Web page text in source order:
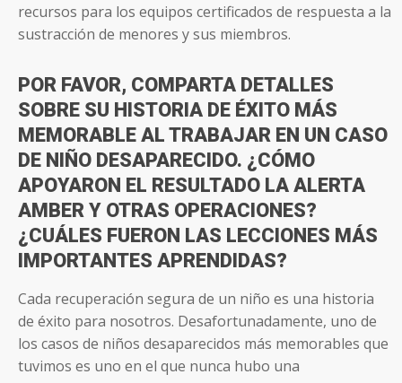
recursos para los equipos certificados de respuesta a la
sustracción de menores y sus miembros.
POR FAVOR, COMPARTA DETALLES
SOBRE SU HISTORIA DE ÉXITO MÁS
MEMORABLE AL TRABAJAR EN UN CASO
DE NIÑO DESAPARECIDO. ¿CÓMO
APOYARON EL RESULTADO LA ALERTA
AMBER Y OTRAS OPERACIONES?
¿CUÁLES FUERON LAS LECCIONES MÁS
IMPORTANTES APRENDIDAS?
Cada recuperación segura de un niño es una historia
de éxito para nosotros. Desafortunadamente, uno de
los casos de niños desaparecidos más memorables que
tuvimos es uno en el que nunca hubo una